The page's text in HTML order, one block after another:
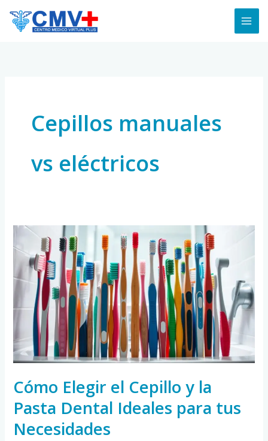
Cepillos manuales
vs eléctricos
Cómo Elegir el Cepillo y la
Pasta Dental Ideales para tus
Necesidades
Cómo
Elegir
el
Cepillo
y
la
Pasta
Dental
Ideales
para
tus
Necesidades